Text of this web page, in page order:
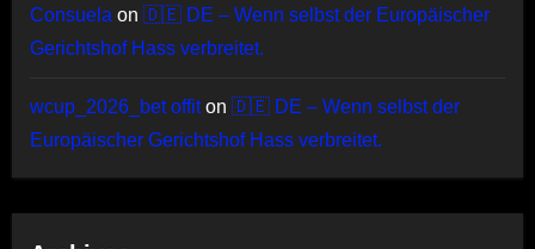
Consuela on 🇩🇪 DE – Wenn selbst der Europäischer
Gerichtshof Hass verbreitet.
wcup_2026_bet offiton 🇩🇪 DE – Wenn selbst der
Europäischer Gerichtshof Hass verbreitet.